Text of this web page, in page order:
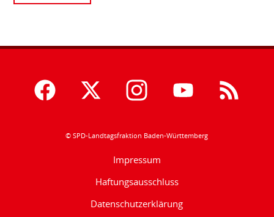
© SPD-Landtagsfraktion Baden-Württemberg
Impressum
Haftungsausschluss
Datenschutzerklärung